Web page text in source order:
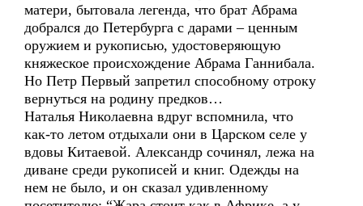
матери, бытовала легенда, что брат Абрама
добрался до Петербурга с дарами – ценным
оружием и рукописью, удостоверяющую
княжеское происхождение Абрама Ганнибала.
Но Петр Первый запретил способному отроку
вернуться на родину предков…
Наталья Николаевна вдруг вспомнила, что
как-то летом отдыхали они в Царском селе у
вдовы Китаевой. Александр сочинял, лежа на
диване среди рукописей и книг. Одежды на
нем не было, и он сказал удивленному